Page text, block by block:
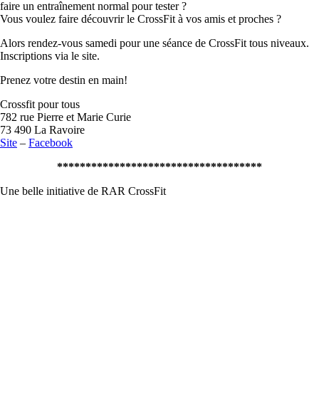
faire un entraînement normal pour tester ?
Vous voulez faire découvrir le CrossFit à vos amis et proches ?
Alors rendez-vous samedi pour une séance de CrossFit tous niveaux.
Inscriptions via le site.
Prenez votre destin en main!
Crossfit pour tous
782 rue Pierre et Marie Curie
73 490 La Ravoire
Site – Facebook
************************************
Une belle initiative de RAR CrossFit